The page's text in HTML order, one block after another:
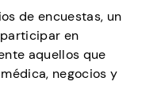
de encuestas, un
en
aquellos que
negocios y